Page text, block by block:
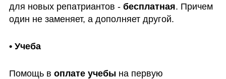
для новых репатриантов - бесплатная. Причем
один не заменяет, а дополняет другой.
• Учеба
Помощь в оплате учебы на первую